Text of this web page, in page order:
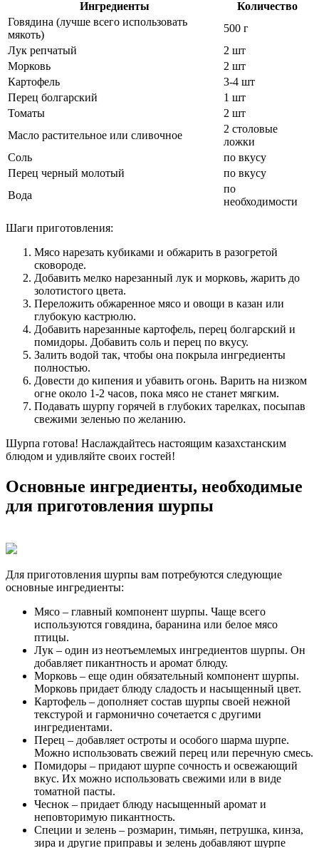
Ингредиенты
Количество
Говядина (лучше всего использовать
мякоть)
500 г
Лук репчатый
2 шт
Морковь
2 шт
Картофель
3-4 шт
Перец болгарский
1 шт
Томаты
2 шт
Масло растительное или сливочное
2 столовые
ложки
Соль
по вкусу
Перец черный молотый
по вкусу
Вода
по
необходимости
Шаги приготовления:
Мясо нарезать кубиками и обжарить в разогретой
сковороде.
Добавить мелко нарезанный лук и морковь, жарить до
золотистого цвета.
Переложить обжаренное мясо и овощи в казан или
глубокую кастрюлю.
Добавить нарезанные картофель, перец болгарский и
помидоры. Добавить соль и перец по вкусу.
Залить водой так, чтобы она покрыла ингредиенты
полностью.
Довести до кипения и убавить огонь. Варить на низком
огне около 1-2 часов, пока мясо не станет мягким.
Подавать шурпу горячей в глубоких тарелках, посыпав
свежими зеленью по желанию.
Шурпа готова! Наслаждайтесь настоящим казахстанским
блюдом и удивляйте своих гостей!
Основные ингредиенты, необходимые
для приготовления шурпы
Для приготовления шурпы вам потребуются следующие
основные ингредиенты:
Мясо – главный компонент шурпы. Чаще всего
используются говядина, баранина или белое мясо
птицы.
Лук – один из неотъемлемых ингредиентов шурпы. Он
добавляет пикантность и аромат блюду.
Морковь – еще один обязательный компонент шурпы.
Морковь придает блюду сладость и насыщенный цвет.
Картофель – дополняет состав шурпы своей нежной
текстурой и гармонично сочетается с другими
ингредиентами.
Перец – добавляет остроты и особого шарма шурпе.
Можно использовать свежий перец или перечную смесь.
Помидоры – придают шурпе сочность и освежающий
вкус. Их можно использовать свежими или в виде
томатной пасты.
Чеснок – придает блюду насыщенный аромат и
неповторимую пикантность.
Специи и зелень – розмарин, тимьян, петрушка, кинза,
зира и другие приправы и зелень добавляют шурпе